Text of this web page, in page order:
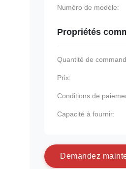
Numéro de modèle:
Propriétés
Quantité de
Prix:
Conditions de
Capacité à fournir:
Demandez maint